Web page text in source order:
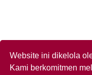
Website ini dikelola
Kami berkomitmen